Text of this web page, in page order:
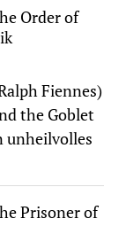
Order of
Fiennes)
the Goblet
unheilvolles
Prisoner of